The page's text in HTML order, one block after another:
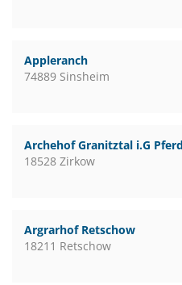
Appleranch
74889 Sinsheim
Archehof Granitztal i.G
18528 Zirkow
Argrarhof Retschow
18211 Retschow